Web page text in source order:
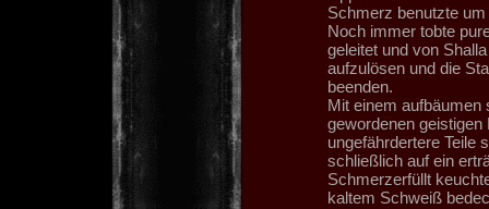
Schmerz benutzte
Noch immer tobte
geleitet und von
aufzulösen und die
beenden.
Mit einem aufbäumen
gewordenen geistigen
ungefährdertere Teile
schließlich auf ein
Schmerzerfüllt
kaltem Schweiß